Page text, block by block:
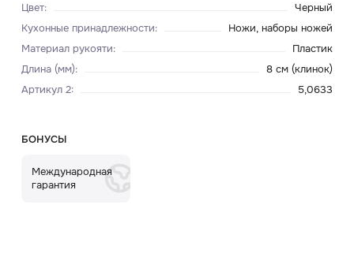
Цвет:
Черный
Кухонные принадлежности:
Ножи, наборы ножей
Материал рукояти:
Пластик
Длина (мм):
8 см (клинок)
Артикул 2: 5,0633
БОНУСЫ
Международная
гарантия